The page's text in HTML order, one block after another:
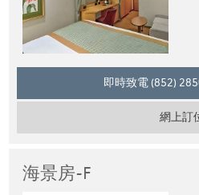
即時致電 (852)
網上訂
海景房-F